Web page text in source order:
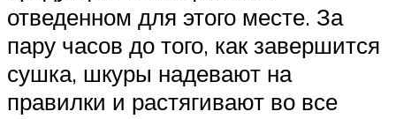
отведенном для этого месте. За
пару часов до того, как завершится
сушка, шкуры надевают на
правилки и растягивают во все